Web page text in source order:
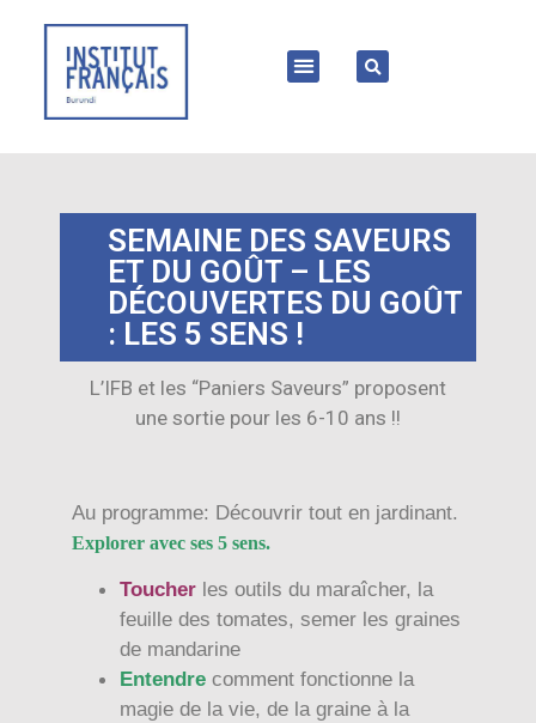
SEMAINE DES SAVEURS
ET DU GOÛT – LES
DÉCOUVERTES DU GOÛT
: LES 5 SENS !
L’IFB et les “Paniers Saveurs” proposent
une sortie pour les 6-10 ans !!
Au programme: Découvrir tout en jardinant.
Explorer avec ses 5 sens.
Toucher les outils du maraîcher, la
feuille des tomates, semer les graines
de mandarine
Entendre comment fonctionne la
magie de la vie, de la graine à la